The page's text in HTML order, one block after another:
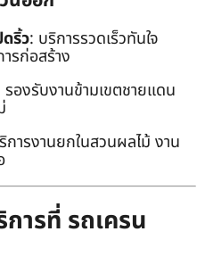
ริ้ว: บริการรวดเร็วทันใจ
รก่อสร้าง
รองรับงานข้ามเขตชายแดน
การงานยกในสวนผลไม้ งาน
การที่ รถเครน